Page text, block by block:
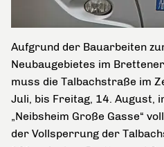
Aufgrund der Bauarbeiten
Neubaugebietes im
muss die Talbachstraße im
Juli, bis Freitag, 14. August,
„Neibsheim Große Gasse“
der Vollsperrung der